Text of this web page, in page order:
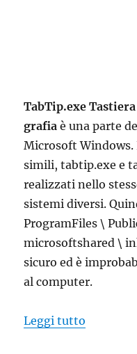
TabTip.exe
grafia è una parte
Microsoft Windows.
simili, tabtip.exe e
realizzati nello
sistemi diversi.
ProgramFiles \
microsoftshared \
sicuro ed è
al computer.
Leggi tutto